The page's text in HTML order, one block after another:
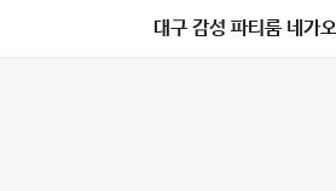
대구 감성 파티룸 네가